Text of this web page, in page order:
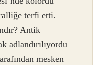
terfi etti.
Antik
adlandırılıyordu
mesken